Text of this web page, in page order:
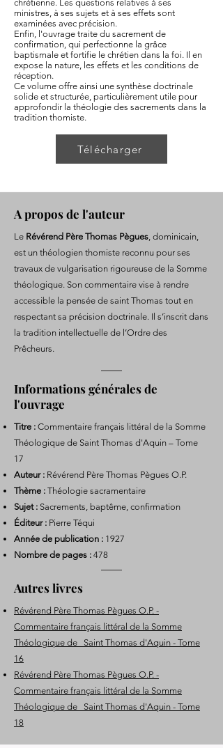
chrétienne. Les questions relatives à ses
ministres, à ses sujets et à ses effets sont
examinées avec précision.
Enfin, l'ouvrage traite du sacrement de
confirmation, qui perfectionne la grâce
baptismale et fortifie le chrétien dans la foi. Il en
expose la nature, les effets et les conditions de
réception.
Ce volume offre ainsi une synthèse doctrinale
solide et structurée, particulièrement utile pour
approfondir la théologie des sacrements dans la
tradition thomiste.
Télécharger
A propos de l'auteur
Le Révérend Père Thomas Pègues, dominicain,
est un théologien thomiste reconnu pour ses
travaux de vulgarisation rigoureuse de la Somme
théologique. Son commentaire vise à rendre
accessible la pensée de saint Thomas tout en
respectant sa précision doctrinale. Il s’inscrit dans
la tradition intellectuelle de l’Ordre des
Prêcheurs.
Informations générales de
l'ouvrage
Titre : Commentaire français littéral de la Somme
Théologique de Saint Thomas d'Aquin – Tome
17
Auteur : Révérend Père Thomas Pègues O.P.
Thème : Théologie sacramentaire
Sujet : Sacrements, baptême, confirmation
Éditeur : Pierre Téqui
Année de publication : 1927
Nombre de pages : 478
Autres livres
Révérend Père Thomas Pègues O.P. -
Commentaire français littéral de la Somme
Théologique de Saint Thomas d'Aquin - Tome
16
Révérend Père Thomas Pègues O.P. -
Commentaire français littéral de la Somme
Théologique de Saint Thomas d'Aquin - Tome
18